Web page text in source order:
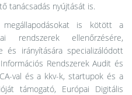
tanácsadás nyújtását is.
is kötött a
rendszerek ellenőrzésére,
és irányítására specializálódott
Rendszerek Audit és
val és a kkv-k, startupok és a
támogató, Európai Digitális